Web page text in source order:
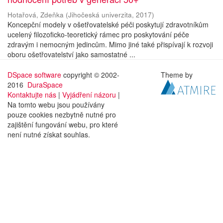
Hotařová, Zdeňka (Jihočeská univerzita, 2017)
Koncepční modely v ošetřovatelské péči poskytují zdravotníkům
ucelený filozoficko-teoretický rámec pro poskytování péče
zdravým i nemocným jedincům. Mimo jiné také přispívají k rozvoji
oboru ošetřovatelství jako samostatné ...
DSpace software copyright © 2002-
2016 DuraSpace
Kontaktujte nás | Vyjádření názoru |
Na tomto webu jsou používány
pouze cookies nezbytně nutné pro
zajištění fungování webu, pro které
není nutné získat souhlas.
Theme by